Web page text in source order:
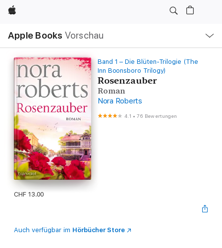
Apple
Apple Books Vorschau
Navigation
Menü
öffnen
Band 1 – Die Blüten-Trilogie (The
Inn Boonsboro Trilogy)
Rosenzauber
Roman
Nora Roberts
4.1 •76 Bewertungen
CHF 13.00
Auch verfügbar im Hörbücher Store